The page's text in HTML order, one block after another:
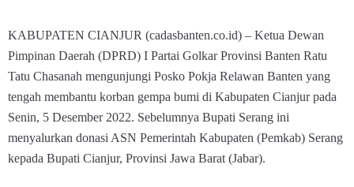
KABUPATEN CIANJUR (cadasbanten.co.id) – Ketua Dewan
Pimpinan Daerah (DPRD) I Partai Golkar Provinsi Banten Ratu
Tatu Chasanah mengunjungi Posko Pokja Relawan Banten yang
tengah membantu korban gempa bumi di Kabupaten Cianjur pada
Senin, 5 Desember 2022. Sebelumnya Bupati Serang ini
menyalurkan donasi ASN Pemerintah Kabupaten (Pemkab) Serang
kepada Bupati Cianjur, Provinsi Jawa Barat (Jabar).